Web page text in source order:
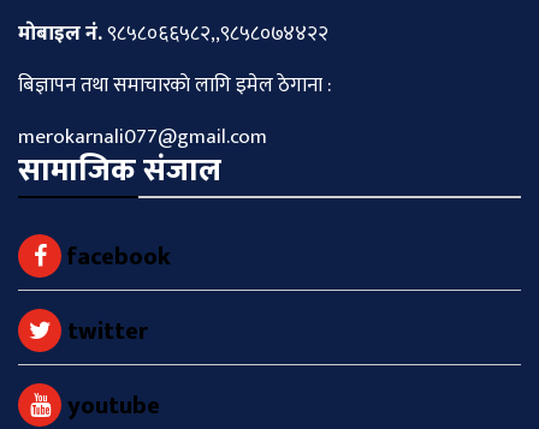
माेबाइल नं.९८५८०६६५८२,,९८५८०७४४२२
बिज्ञापन तथा समाचारकाे लागि इमेल ठेगाना :
merokarnali077@gmail.com
सामाजिक संजाल
facebook
twitter
youtube